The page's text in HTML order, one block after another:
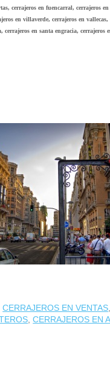
cerrajeros en fuencarral, cerrajeros
en villaverde, cerrajeros en
en santa engracia, cerrajeros
,CERRAJEROS EN VENTAS
,CERRAJEROS EN